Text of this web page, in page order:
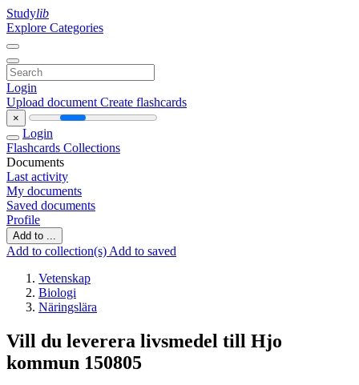
Studylib
Explore Categories
Login
Upload document Create flashcards
×
Login
Flashcards Collections
Documents
Last activity
My documents
Saved documents
Profile
Add to ...
Add to collection(s) Add to saved
Vetenskap
Biologi
Näringslära
Vill du leverera livsmedel till Hjo
kommun 150805